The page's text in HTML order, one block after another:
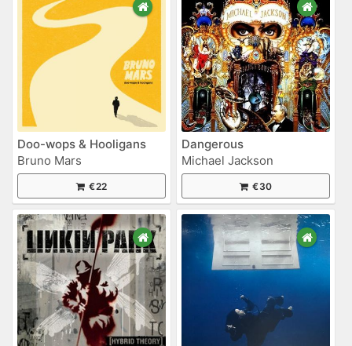
Doo-wops & Hooligans
Bruno Mars
€22
Dangerous
Michael Jackson
€30